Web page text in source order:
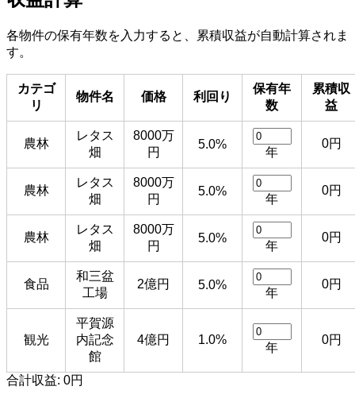
各物件の保有年数を入力すると、累積収益が自動計算されま
す。
カテゴ
リ
物件名 価格 利回り
保有年
数
累積収
益
農林
レタス
畑
8000万
円
5.0%
年
0円
農林
レタス
畑
8000万
円
5.0%
年
0円
農林
レタス
畑
8000万
円
5.0%
年
0円
食品
和三盆
工場
2億円 5.0%
年
0円
観光
平賀源
内記念
館
4億円 1.0%
年
0円
合計収益: 0円